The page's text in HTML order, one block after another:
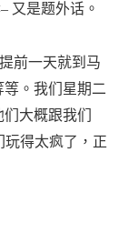
又是题外话。
前一天就到马
。我们星期二
大概跟我们
玩得太疯了，正